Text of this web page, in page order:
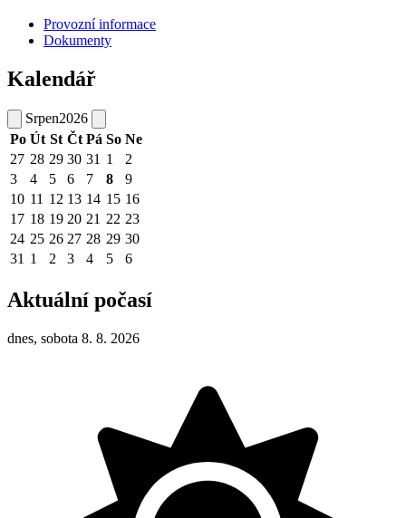
Provozní informace
Dokumenty
Kalendář
Srpen2026
Po Út St Čt Pá So Ne
27 28 29 30 31 1
2
3
4 5 6 7 8
9
10 11 12 13 14 15 16
17 18 19 20 21 22 23
24 25 26 27 28 29 30
31 1 2 3 4 5 6
Aktuální počasí
dnes, sobota 8. 8. 2026